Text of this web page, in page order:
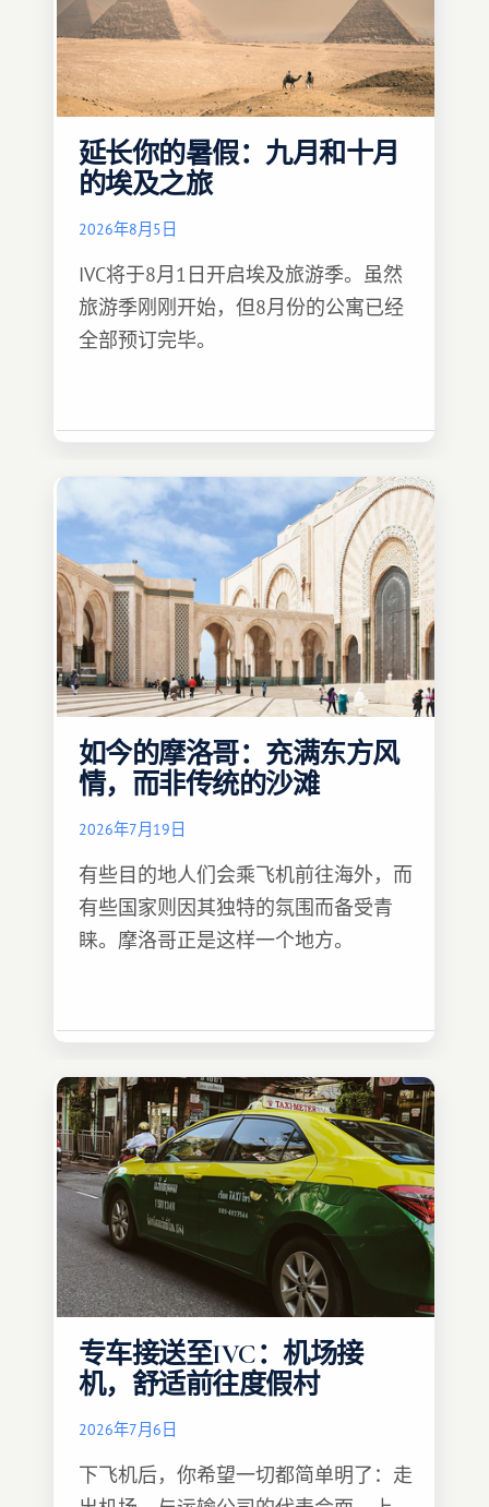
延长你的暑假：九月和十月
的埃及之旅
2026年8月5日
IVC将于8月1日开启埃及旅游季。虽然
旅游季刚刚开始，但8月份的公寓已经
全部预订完毕。
如今的摩洛哥：充满东方风
情，而非传统的沙滩
2026年7月19日
有些目的地人们会乘飞机前往海外，而
有些国家则因其独特的氛围而备受青
睐。摩洛哥正是这样一个地方。
专车接送至IVC：机场接
机，舒适前往度假村
2026年7月6日
下飞机后，你希望一切都简单明了：走